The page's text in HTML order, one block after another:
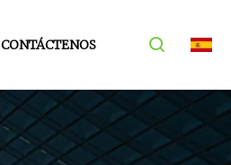
CONTÁCTENOS